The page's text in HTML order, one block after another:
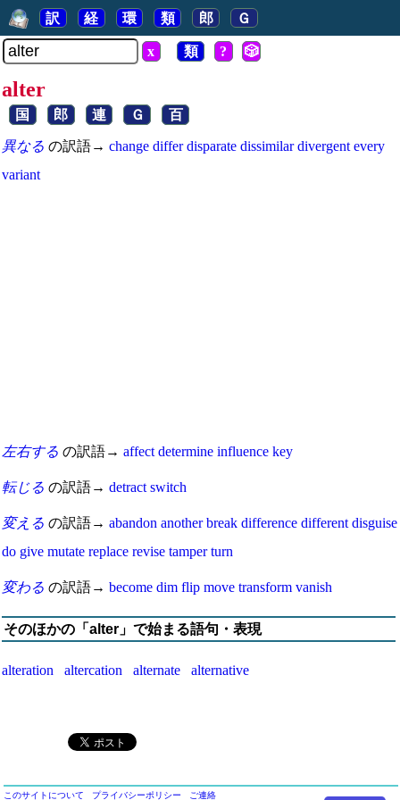
訳 経 環 類 郎 Ｇ
x 類 ? 🎲
alter
国 郎 連 Ｇ 百
異なる の訳語→ change differ disparate dissimilar divergent every
variant
左右する の訳語→ affect determine influence key
転じる の訳語→ detract switch
変える の訳語→ abandon another break difference different disguise
do give mutate replace revise tamper turn
変わる の訳語→ become dim flip move transform vanish
そのほかの「alter」で始まる語句・表現
alteration altercation alternate alternative
このサイトについて プライバシーポリシー ご連絡